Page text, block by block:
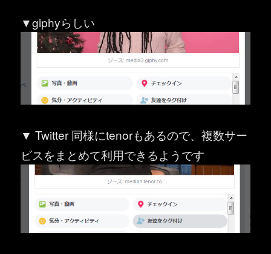
▼giphyらしい
▼ Twitter 同様にtenorもあるので、複数サー
ビスをまとめて利用できるようです